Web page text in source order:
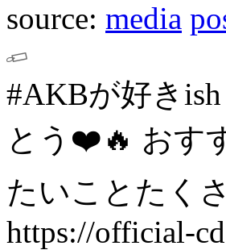
source: media
#AKBが好き
とう❤️🔥 おす
たいことたく
https://official-